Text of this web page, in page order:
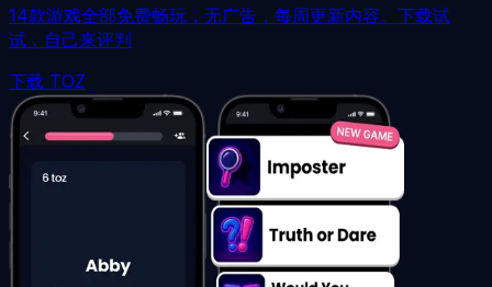
14款游戏全部免费畅玩，无广告，每周更新内容。下载试
试，自己来评判
下载 TOZ